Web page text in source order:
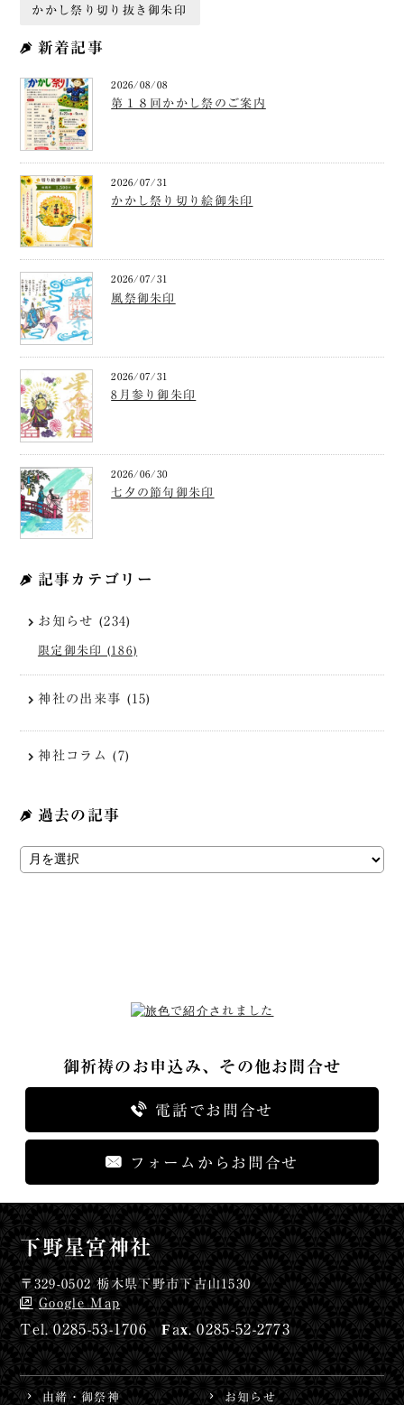
かかし祭り切り抜き御朱印
新着記事
2026/08/08
第１８回かかし祭のご案内
2026/07/31
かかし祭り切り絵御朱印
2026/07/31
風祭御朱印
2026/07/31
8月参り御朱印
2026/06/30
七夕の節句御朱印
記事カテゴリー
お知らせ (234)
限定御朱印 (186)
神社の出来事 (15)
神社コラム (7)
過去の記事
御祈祷のお申込み、その他お問合せ
電話でお問合せ
フォームからお問合せ
下野星宮神社
〒329-0502 栃木県下野市下古山1530
Google Map
0285-53-1706 0285-52-2773
由緒・御祭神 お知らせ